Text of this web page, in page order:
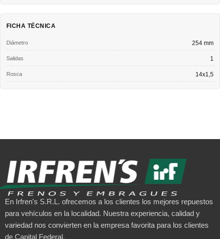
FICHA TÉCNICA
Diámetro 254 mm
Salidas 1
Rosca 14x1,5
En Irfren's S.R.L. ofrecemos a los clientes los mejores repuestos
para vehículos en la localidad. Nuestra experiencia, calidad y
variedad nos convierten en la empresa favorita para los clientes
de Capital Federal.